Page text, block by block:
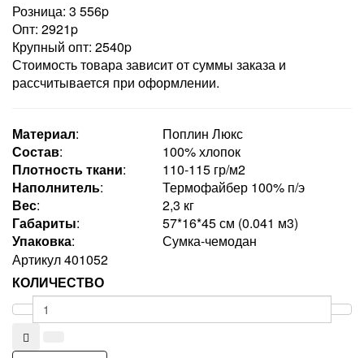
Розница: 3 556p
Опт: 2921p
Крупный опт: 2540p
Стоимость товара зависит от суммы заказа и
рассчитывается при оформлении.
Материал:
Поплин Люкс
Состав:
100% хлопок
Плотность ткани:
110-115 гр/м2
Наполнитель:
Термофайбер 100% п/э
Вес:
2,3 кг
Габариты:
57*16*45 см (0.041 м3)
Упаковка:
Сумка-чемодан
Артикул401052
КОЛИЧЕСТВО